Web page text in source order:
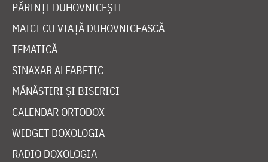
PĂRINȚI DUHOVNICEȘTI
MAICI CU VIAȚĂ DUHOVNICEASCĂ
TEMATICĂ
SINAXAR ALFABETIC
MĂNĂSTIRI ȘI BISERICI
CALENDAR ORTODOX
WIDGET DOXOLOGIA
RADIO DOXOLOGIA